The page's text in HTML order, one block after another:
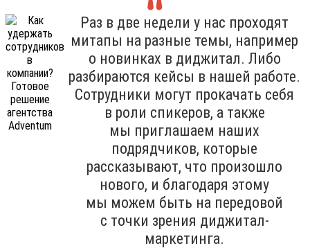
Раз в две недели у нас проходят
митапы на разные темы, например
о новинках в диджитал. Либо
разбираются кейсы в нашей работе.
Сотрудники могут прокачать себя
в роли спикеров, а также
мы приглашаем наших
подрядчиков, которые
рассказывают, что произошло
нового, и благодаря этому
мы можем быть на передовой
с точки зрения диджитал-
маркетинга.